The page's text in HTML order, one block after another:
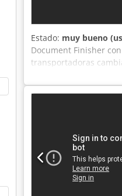
Estado: muy bueno
Document Finisher
transportadoras
grapado con alambre
totalmente
Datos técnicos en